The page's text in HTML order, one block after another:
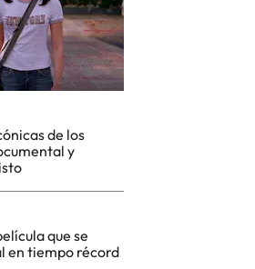
de los
y
que se
en tiempo récord